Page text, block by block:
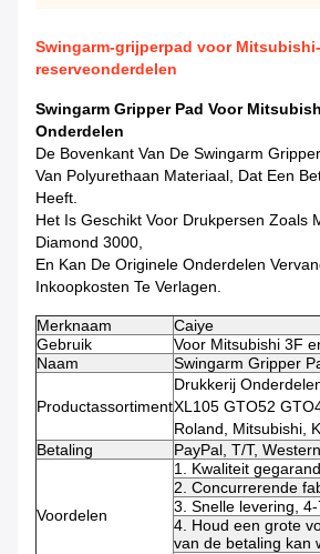
Swingarm-grijperpad voor
reserveonderdelen
Swingarm Gripper Pad Voor
Onderdelen
De Bovenkant Van De Swingarm
Van Polyurethaan Materiaal, Dat Een
Heeft.
Het Is Geschikt Voor Drukpersen Zoals
Diamond 3000,
En Kan De Originele Onderdelen
Inkoopkosten Te Verlagen.
Merknaam
Caiye
Gebruik
Voor Mitsubishi 3F
Naam
Swingarm Gripper
Productassortiment
Drukkerij
XL105 GTO52
Roland, Mitsubishi,
Betaling
PayPal, T/T,
Voordelen
1. Kwaliteit
2. Concurrerende
3. Snelle levering,
4. Houd een grote
van de betaling kan